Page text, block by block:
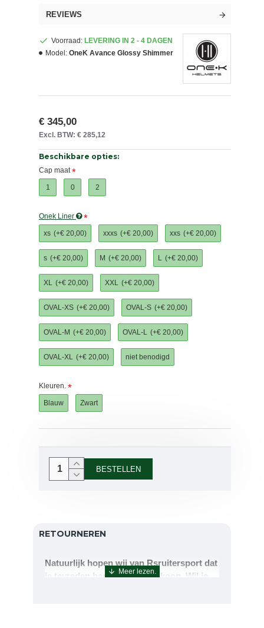
REVIEWS
Voorraad: LEVERING IN 2 - 4 DAGEN
Model: OneK Avance Glossy Shimmer
€ 345,00
Excl. BTW: € 285,12
Beschikbare opties:
Cap maat
1 0 2
Onek Liner
xs (+€ 20,00) xxxs (+€ 20,00) xxs (+€ 20,00)
s (+€ 20,00) M (+€ 20,00) L (+€ 20,00)
XL (+€ 20,00) XXL (+€ 20,00)
OVAL-XS (+€ 20,00) OVAL-S (+€ 20,00)
OVAL-M (+€ 20,00) OVAL-L (+€ 20,00)
OVAL-XL (+€ 20,00) niet benodigd
Kleuren.
Blauw Zwart
BESTELLEN
RETOURNEREN
Natuurlijk hopen wij van Rsruitersport dat
je tevreden bent met uw aankoop. Wil je